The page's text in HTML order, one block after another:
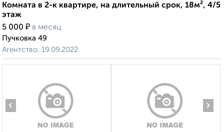
Комната в 2-к квартире, на длительный срок, 18м², 4/5
этаж
5 000 ₽ в месяц
Пучковка 49
Агентство, 19.09.2022
‹ ›